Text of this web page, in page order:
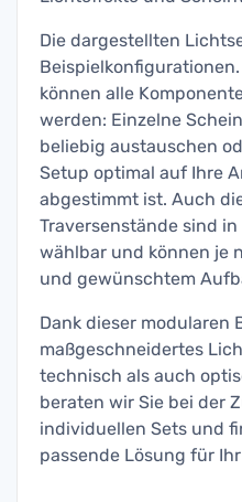
Die dargestellten
können alle
werden: Einzelne
beliebig austauschen
Setup optimal auf Ihre
abgestimmt ist. Auch
Traversenstände sind
wählbar und können je
und gewünschtem
Dank dieser modularen
maßgeschneidertes
technisch als auch
beraten wir Sie bei der
individuellen Sets und
passende Lösung für